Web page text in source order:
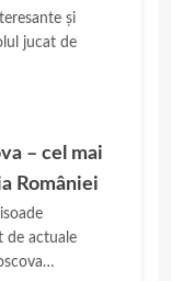
și
jucat de
– cel mai
României
de actuale